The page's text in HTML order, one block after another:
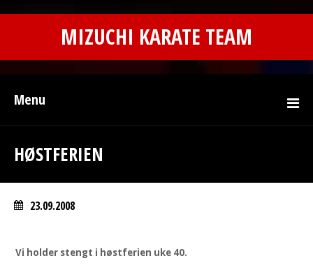
MIZUCHI KARATE TEAM
Menu
HØSTFERIEN
23.09.2008
Vi holder stengt i høstferien uke 40.